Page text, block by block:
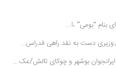
بنام “بومی” ،ا...
دست به نقد راهی فدراس...
بوشهر و چوکای تالش/عک...